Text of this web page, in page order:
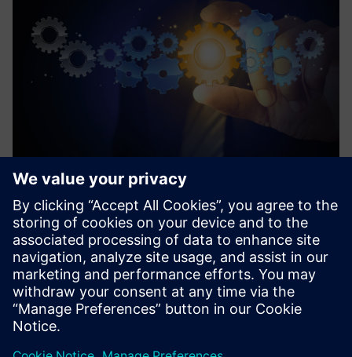
Process Device Library
The Process Device Library is a cross-industry PLC library. It
is used to set up automation and process control systems
for various areas.
Izvedite več